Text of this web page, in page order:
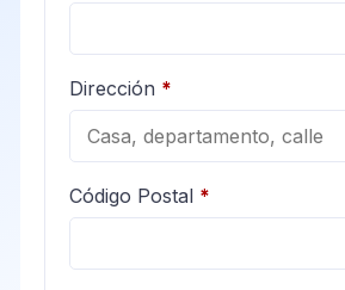
Dirección *
Código Postal *